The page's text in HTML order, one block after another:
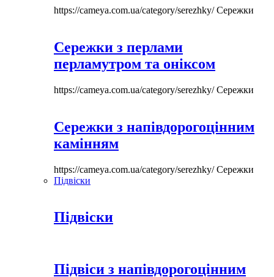
https://cameya.com.ua/category/serezhky/Сережки
Сережки з перлами
перламутром та оніксом
https://cameya.com.ua/category/serezhky/Сережки
Сережки з напівдорогоцінним
камінням
https://cameya.com.ua/category/serezhky/Сережки
Підвіски
Підвіски
Підвіси з напівдорогоцінним